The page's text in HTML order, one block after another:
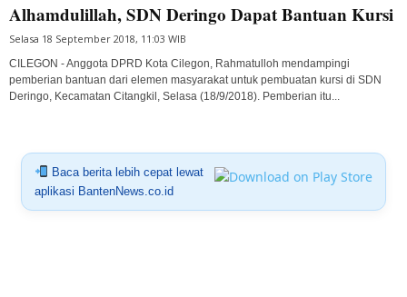
Alhamdulillah, SDN Deringo Dapat Bantuan Kursi
Selasa 18 September 2018, 11:03 WIB
CILEGON - Anggota DPRD Kota Cilegon, Rahmatulloh mendampingi
pemberian bantuan dari elemen masyarakat untuk pembuatan kursi di SDN
Deringo, Kecamatan Citangkil, Selasa (18/9/2018). Pemberian itu...
Baca berita lebih cepat lewat
aplikasi BantenNews.co.id